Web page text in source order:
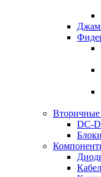
Вторичные
DC-